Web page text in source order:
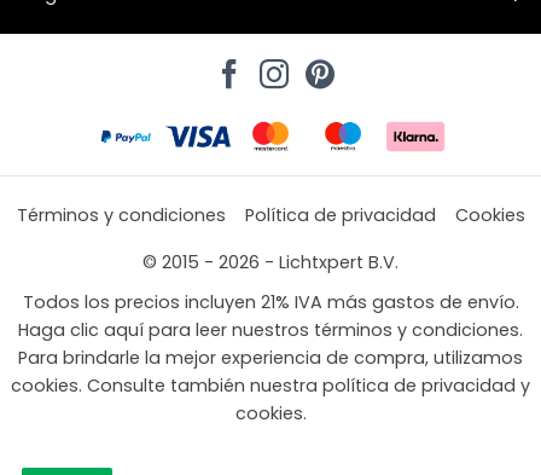
Términos y condiciones Política de privacidad
Cookies
© 2015 - 2026 - Lichtxpert B.V.
Todos los precios incluyen 21% IVA más gastos de envío.
Haga clic aquí para leer nuestros términos y condiciones.
Para brindarle la mejor experiencia de compra, utilizamos
cookies. Consulte también nuestra política de privacidad y
cookies.